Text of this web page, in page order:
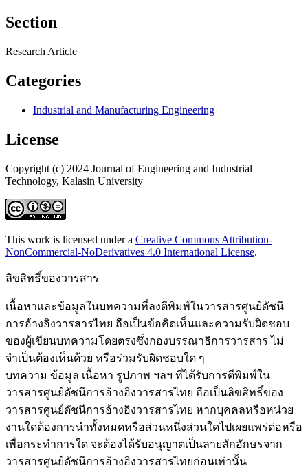
Section
Research Article
Categories
Industrial and Manufacturing Engineering
License
Copyright (c) 2024 Journal of Engineering and Industrial
Technology, Kalasin University
This work is licensed under a Creative Commons Attribution-
NonCommercial-NoDerivatives 4.0 International License.
ลิขสิทธิ์ของวารสาร
เนื้อหาและข้อมูลในบทความที่ลงตีพิมพ์ในวารสารศูนย์ดัชนี
การอ้างอิงวารสารไทย ถือเป็นข้อคิดเห็นและความรับผิดชอบ
ของผู้เขียนบทความโดยตรงซึ่งกองบรรณาธิการวารสาร ไม่
จำเป็นต้องเห็นด้วย หรือร่วมรับผิดชอบใด ๆ
บทความ ข้อมูล เนื้อหา รูปภาพ ฯลฯ ที่ได้รับการตีพิมพ์ใน
วารสารศูนย์ดัชนีการอ้างอิงวารสารไทย ถือเป็นลิขสิทธิ์ของ
วารสารศูนย์ดัชนีการอ้างอิงวารสารไทย หากบุคคลหรือหน่วย
งานใดต้องการนำทั้งหมดหรือส่วนหนึ่งส่วนใดไปเผยแพร่ต่อหรือ
เพื่อกระทำการใด จะต้องได้รับอนุญาตเป็นลายลักอักษรจาก
วารสารศูนย์ดัชนีการอ้างอิงวารสารไทยก่อนเท่านั้น